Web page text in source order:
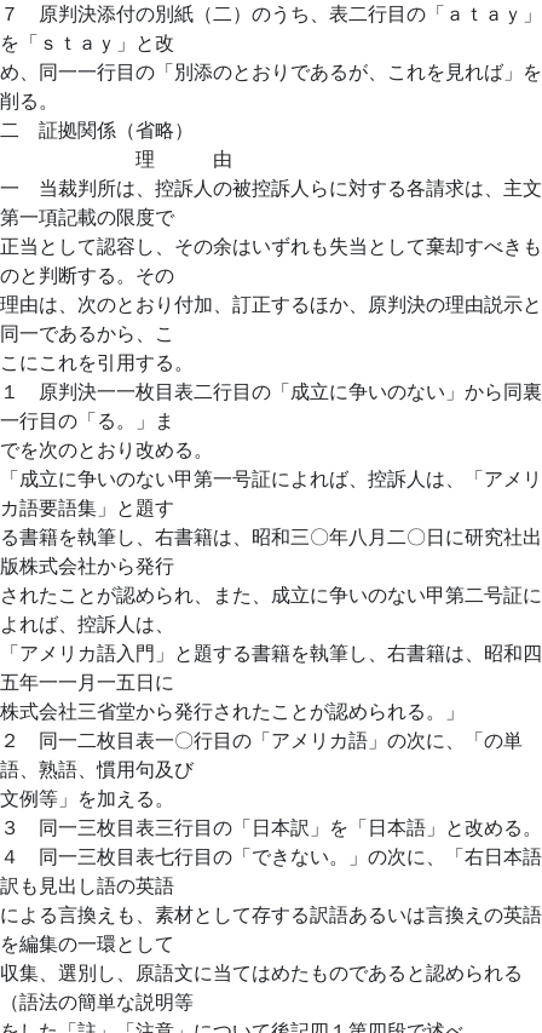
７ 原判決添付の別紙（二）のうち、表二行目の「ａｔａｙ」
を「ｓｔａｙ」と改
め、同一一行目の「別添のとおりであるが、これを見れば」を
削る。
二 証拠関係（省略）
理 由
一 当裁判所は、控訴人の被控訴人らに対する各請求は、主文
第一項記載の限度で
正当として認容し、その余はいずれも失当として棄却すべきも
のと判断する。その
理由は、次のとおり付加、訂正するほか、原判決の理由説示と
同一であるから、こ
こにこれを引用する。
１ 原判決一一枚目表二行目の「成立に争いのない」から同裏
一行目の「る。」ま
でを次のとおり改める。
「成立に争いのない甲第一号証によれば、控訴人は、「アメリ
カ語要語集」と題す
る書籍を執筆し、右書籍は、昭和三〇年八月二〇日に研究社出
版株式会社から発行
されたことが認められ、また、成立に争いのない甲第二号証に
よれば、控訴人は、
「アメリカ語入門」と題する書籍を執筆し、右書籍は、昭和四
五年一一月一五日に
株式会社三省堂から発行されたことが認められる。」
２ 同一二枚目表一〇行目の「アメリカ語」の次に、「の単
語、熟語、慣用句及び
文例等」を加える。
３ 同一三枚目表三行目の「日本訳」を「日本語」と改める。
４ 同一三枚目表七行目の「できない。」の次に、「右日本語
訳も見出し語の英語
による言換えも、素材として存する訳語あるいは言換えの英語
を編集の一環として
収集、選別し、原語文に当てはめたものであると認められる
（語法の簡単な説明等